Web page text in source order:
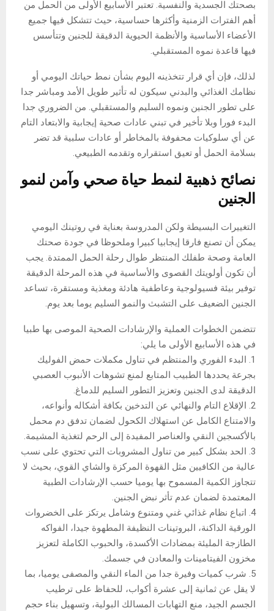
بصحتك الجسدية والنفسية. تعتبر الأسابيع الأولى من الحمل من
أهم الفترات الزمنية وأكثرها حساسية، حيث تتشكل فيها جميع
الأعضاء الأساسية والأنظمة الحيوية الدقيقة للجنين وتتأسس
فيها قاعدة نموه المستقبلي.
لذلك، فإن أي قرار تتخذينه اليوم بشأن نمط حياتك اليومي أو
نظامك الغذائي والبدني سيكون له تأثير طويل الأمد ومباشر جدا
على تطور الجنين ونموه السليم والمستقبلي. من الضروري جدا
البدء فورا وبلا تأخير في تبني عادات صحية إيجابية والابتعاد التام
عن أي سلوكيات محفوفة بالمخاطر أو عادات سلبية قد تضر
بسلامة الحمل أو تعيق استقراره وتقدمه الطبيعي.
نصائح ذهبية لنمط حياة صحي وآمن لنمو
الجنين
التغييرات البسيطة ولكن المدروسة بعناية في روتينك اليومي
يمكن أن تصنع فارقا إيجابيا كبيرا وملحوظا في جودة صحتك
العامة وصحة طفلك المنتظر طوال رحلة الحمل الممتدة. يجب
أن تكون أولويتك القصوى والأساسية في هذه المرحلة الدقيقة
توفير بيئة فسيولوجية وعاطفية هادئة ومغذية ومستقرة، تساعد
الجنين الضعيف على التشبث والنمو السليم يوما بعد يوم.
تتضمن الخطوات العملية والإرشادات الصحية الموصى بها طبيا
في هذه الأسابيع الأولى ما يلي:
1. البدء الفوري والمنتظم في تناول مكملات حمض الفوليك
بجرعة يحددها الطبيب المتابع لمنع تشوهات الأنبوب العصبي
الدقيقة لدى الجنين وتعزيز التطور السليم للدماغ.
2. الإقلاع التام والنهائي عن التدخين بكافة أشكاله وأنواعه،
والامتناع الكامل عن استهلاك الكحول لضمان تدفق دم محمل
بالأكسجين النقي والعناصر المفيدة إلى الرحم لتغذية المشيمة.
3. الحد بشكل كبير من تناول المشروبات التي تحتوي على نسب
عالية من الكافيين مثل القهوة المركزة والشاي القوي، بحيث لا
تتجاوز الكمية المسموح بها يوميا حسب الإرشادات الطبية
المعتمدة لضمان عدم تأثر نبض الجنين.
4. اتباع نظام غذائي غني ومتنوع وشامل يرتكز على الخضروات
الورقية الداكنة، البروتينات النظيفة المطهوة جيدا، الفواكه
الطازجة المليئة بمضادات الأكسدة، والحبوب الكاملة لتعزيز
مخزون الفيتامينات والمعادن في جسمك.
5. شرب كميات وفيرة جدا من الماء النقي والمصفى يوميا، بما
لا يقل عن ثمانية إلى عشرة أكواب، للحفاظ على ترطيب
الجسم الجيد، منع التهابات المسالك البولية، وتسهيل بناء حجم